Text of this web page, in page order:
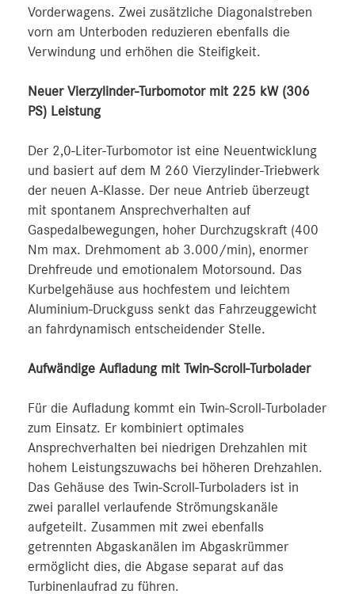
Vorderwagens. Zwei zusätzliche Diagonalstreben
vorn am Unterboden reduzieren ebenfalls die
Verwindung und erhöhen die Steifigkeit.
Neuer Vierzylinder-Turbomotor mit 225 kW (306
PS) Leistung
Der 2,0-Liter-Turbomotor ist eine Neuentwicklung
und basiert auf dem M 260 Vierzylinder-Triebwerk
der neuen A-Klasse. Der neue Antrieb überzeugt
mit spontanem Ansprechverhalten auf
Gaspedalbewegungen, hoher Durchzugskraft (400
Nm max. Drehmoment ab 3.000/min), enormer
Drehfreude und emotionalem Motorsound. Das
Kurbelgehäuse aus hochfestem und leichtem
Aluminium-Druckguss senkt das Fahrzeuggewicht
an fahrdynamisch entscheidender Stelle.
Aufwändige Aufladung mit Twin-Scroll-Turbolader
Für die Aufladung kommt ein Twin-Scroll-Turbolader
zum Einsatz. Er kombiniert optimales
Ansprechverhalten bei niedrigen Drehzahlen mit
hohem Leistungszuwachs bei höheren Drehzahlen.
Das Gehäuse des Twin-Scroll-Turboladers ist in
zwei parallel verlaufende Strömungskanäle
aufgeteilt. Zusammen mit zwei ebenfalls
getrennten Abgaskanälen im Abgaskrümmer
ermöglicht dies, die Abgase separat auf das
Turbinenlaufrad zu führen.